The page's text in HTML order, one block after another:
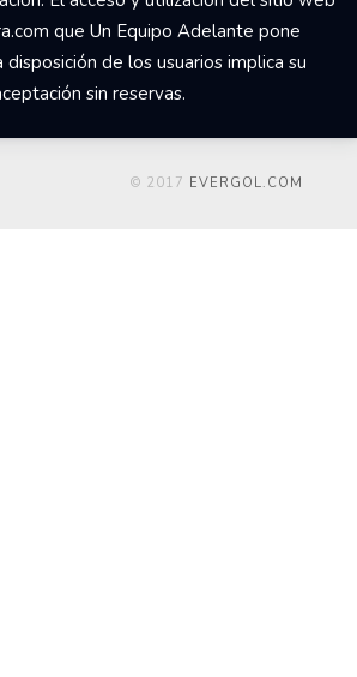
que Un Equipo Adelante pone
de los usuarios implica su
sin reservas.
© 2017 EVERGOL.COM